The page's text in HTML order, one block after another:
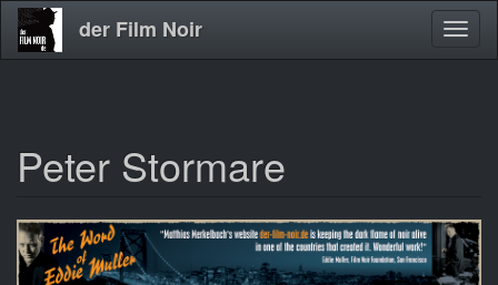
Direkt
zum
der Film Noir
Peter Stormare